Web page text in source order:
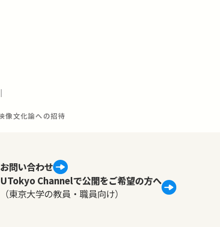
像文化論への招待
お問い合わせ
UTokyo Channelで公開をご希望の方へ
（東京大学の教員・職員向け）